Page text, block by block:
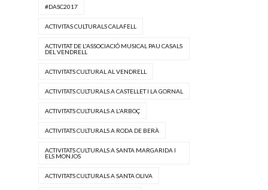
#DASC2017
ACTIVITAS CULTURALS CALAFELL
ACTIVITAT DE L'ASSOCIACIÓ MUSICAL PAU CASALS
DEL VENDRELL
ACTIVITATS CULTURAL AL VENDRELL
ACTIVITATS CULTURALS A CASTELLET I LA GORNAL
ACTIVITATS CULTURALS A L'ARBOÇ
ACTIVITATS CULTURALS A RODA DE BERÀ
ACTIVITATS CULTURALS A SANTA MARGARIDA I
ELS MONJOS
ACTIVITATS CULTURALS A SANTA OLIVA